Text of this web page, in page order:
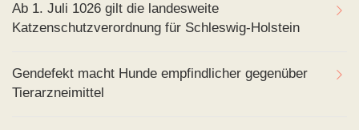
Ab 1. Juli 1026 gilt die landesweite
Katzenschutzverordnung für Schleswig-Holstein
Gendefekt macht Hunde empfindlicher gegenüber
Tierarzneimittel